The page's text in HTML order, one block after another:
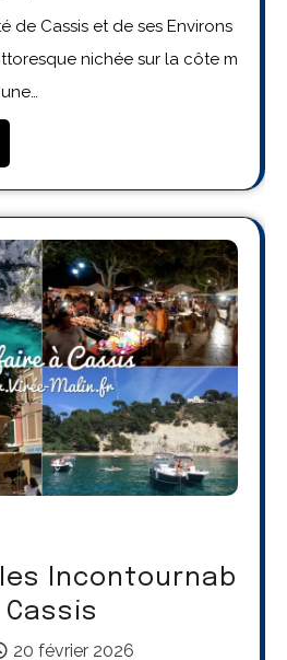
de Cassis et de ses Environs
nichée sur la côte m
Incontournab
Cassis
20 février 2026